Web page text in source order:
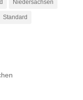
Niedersachsen
Standard